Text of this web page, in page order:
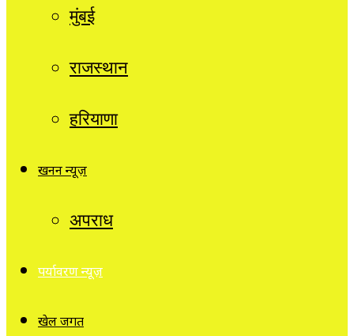
मुंबई
राजस्थान
हरियाणा
खनन न्यूज़
अपराध
पर्यावरण न्यूज़
खेल जगत